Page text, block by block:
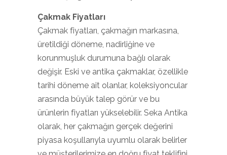
Çakmak Fiyatları
Çakmak fiyatları, çakmağın markasına,
üretildiği döneme, nadirliğine ve
korunmuşluk durumuna bağlı olarak
değişir. Eski ve antika çakmaklar, özellikle
tarihi döneme ait olanlar, koleksiyoncular
arasında büyük talep görür ve bu
ürünlerin fiyatları yükselebilir. Seka Antika
olarak, her çakmağın gerçek değerini
piyasa koşullarıyla uyumlu olarak belirler